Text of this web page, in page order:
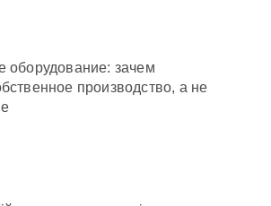
оборудование: зачем
производство, а не